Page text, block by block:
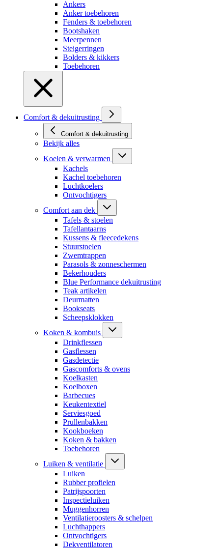
Ankers
Anker toebehoren
Fenders & toebehoren
Bootshaken
Meerpennen
Steigerringen
Bolders & kikkers
Toebehoren
Comfort & dekuitrusting
Comfort & dekuitrusting
Bekijk alles
Koelen & verwarmen
Kachels
Kachel toebehoren
Luchtkoelers
Ontvochtigers
Comfort aan dek
Tafels & stoelen
Tafellantaarns
Kussens & fleecedekens
Stuurstoelen
Zwemtrappen
Parasols & zonneschermen
Bekerhouders
Blue Performance dekuitrusting
Teak artikelen
Deurmatten
Bookseats
Scheepsklokken
Koken & kombuis
Drinkflessen
Gasflessen
Gasdetectie
Gascomforts & ovens
Koelkasten
Koelboxen
Barbecues
Keukentextiel
Serviesgoed
Prullenbakken
Kookboeken
Koken & bakken
Toebehoren
Luiken & ventilatie
Luiken
Rubber profielen
Patrijspoorten
Inspectieluiken
Muggenhorren
Ventilatieroosters & schelpen
Luchthappers
Ontvochtigers
Dekventilatoren